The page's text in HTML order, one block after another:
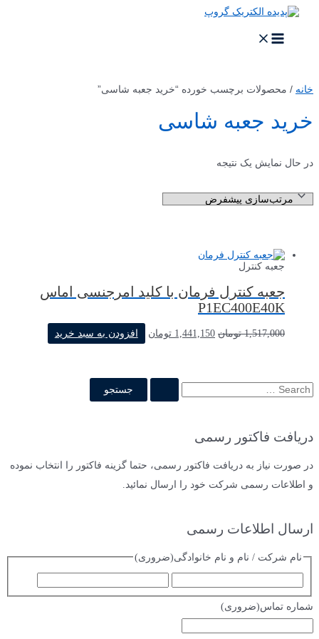
دریافت فاکتور رسمی
در صورت نیاز به دریافت فاکتور رسمی، حتما گزینه فاکتور را انتخاب نموده
و اطلاعات رسمی شرکت خود را ارسال نمائید.
ارسال اطلاعات رسمی
نام شرکت / نام و نام خانوادگی(ضروری)
شماره تماس(ضروری)
خانه / محصولات برچسب خورده “خرید جعبه شاسی”
خرید جعبه شاسی
در حال نمایش یک نتیجه
جعبه کنترل
جعبه کنترل فرمان با کلید امرجنسی اماس
P1EC400E40K
1,517,000 تومان 1,441,150 تومان افزودن به سبد خرید